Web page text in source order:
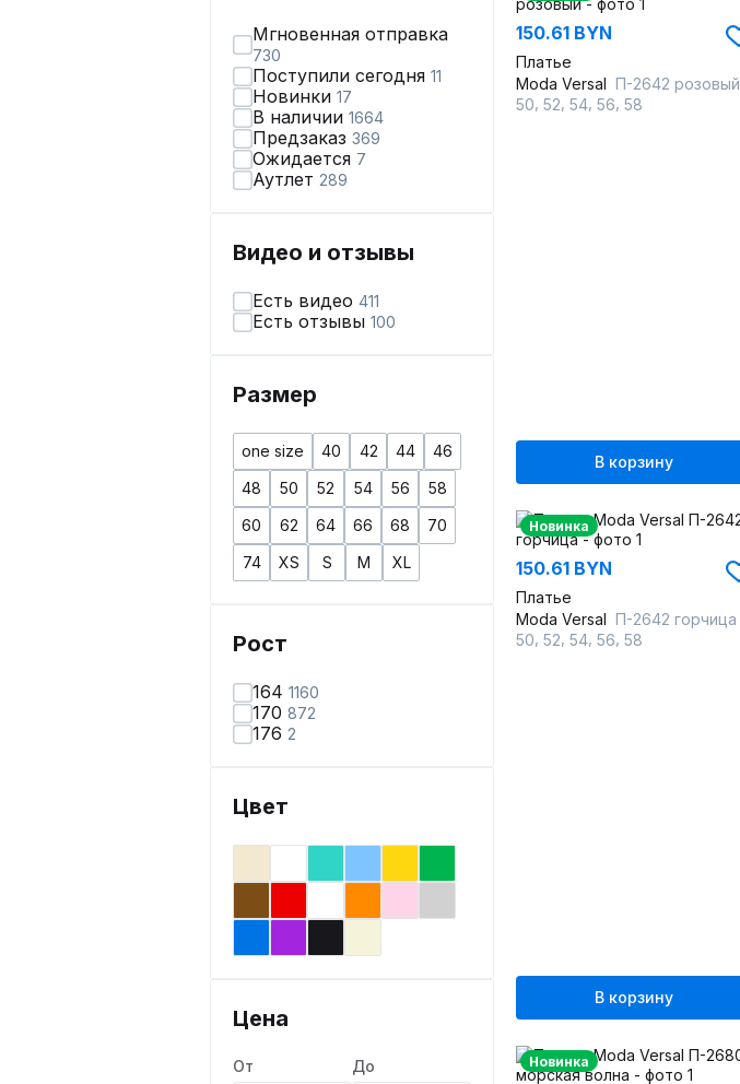
Мгновенная отправка
730
Поступили сегодня 11
Новинки 17
В наличии 1664
Предзаказ 369
Ожидается 7
Аутлет 289
Видео и отзывы
Есть видео 411
Есть отзывы 100
Размер
one size 40 42 44
46
48
50 52 54 56
58
60
62 64 66 68
70
74
XS S M XL
Рост
164 1160
170 872
176 2
Цвет
Цена
От До
150.61 BYN
Платье
Moda Versal П-2642 розовый
50 52 54 56 58
В корзину
Новинка
150.61 BYN
Платье
Moda Versal П-2642 горчица
50 52 54 56 58
В корзину
Новинка